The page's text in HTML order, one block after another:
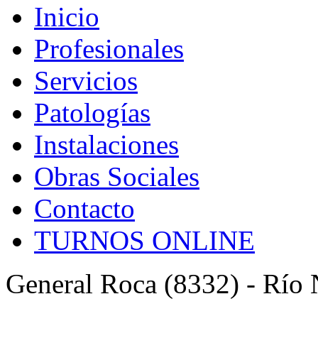
Inicio
Profesionales
Servicios
Patologías
Instalaciones
Obras Sociales
Contacto
TURNOS ONLINE
General Roca (8332) - Río